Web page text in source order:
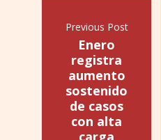
Previous Post
Enero
registra
aumento
sostenido
de casos
con alta
carga